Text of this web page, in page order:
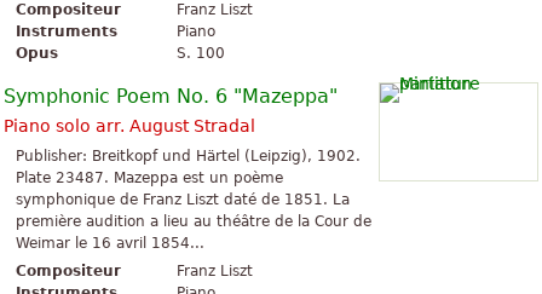
Compositeur
Franz Liszt
Instruments
Piano
Opus
S. 100
Symphonic Poem No. 6 "Mazeppa"
Piano solo arr. August Stradal
Publisher: Breitkopf und Härtel (Leipzig), 1902.
Plate 23487. Mazeppa est un poème
symphonique de Franz Liszt daté de 1851. La
première audition a lieu au théâtre de la Cour de
Weimar le 16 avril 1854...
Compositeur
Franz Liszt